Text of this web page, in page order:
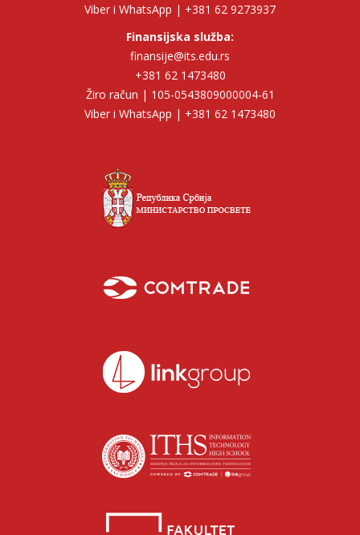
Viber i WhatsApp | +381 62 9273937
Finansijska služba:
finansije@its.edu.rs
+381 62 1473480
Žiro račun | 105-0543809000004-61
Viber i WhatsApp | +381 62 1473480